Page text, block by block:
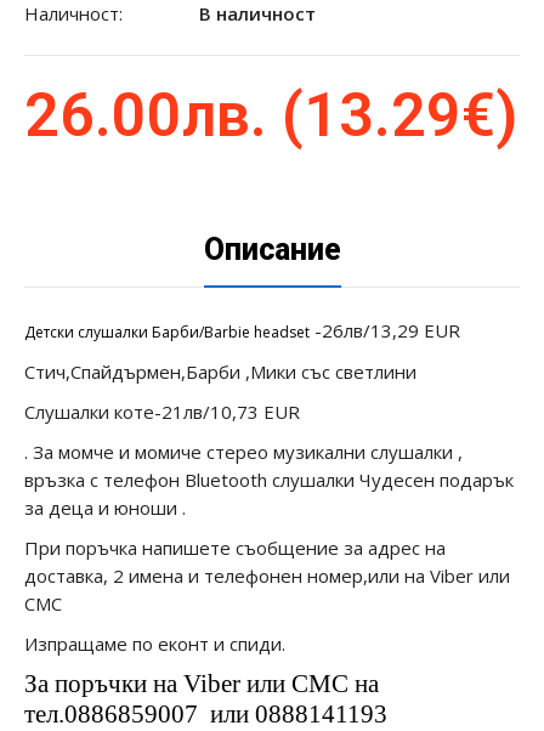
Наличност:
В наличност
26.00лв. (13.29€)
Описание
Детски слушалки Барби/Barbie headset -26лв/13,29 EUR
Стич,Спайдърмен,Барби ,Мики със светлини
Слушалки коте-21лв/10,73 EUR
. За момче и момиче стерео музикални слушалки ,
връзка с телефон Bluetooth слушалки Чудесен подарък
за деца и юноши .
При поръчка напишете съобщение за адрес на
доставка, 2 имена и телефонен номер,или на Viber или
СМС
Изпращаме по еконт и спиди.
За поръчки на Viber или СМС на
тел.0886859007 или 0888141193